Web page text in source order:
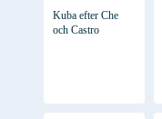
Kuba efter Che
och Castro